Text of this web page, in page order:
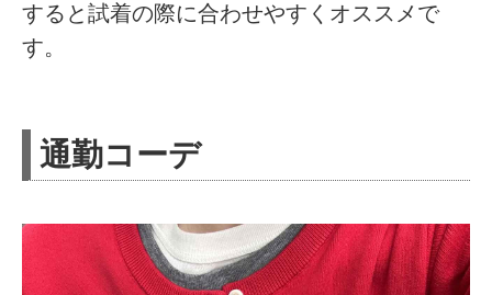
すると試着の際に合わせやすくオススメで
す。
通勤コーデ